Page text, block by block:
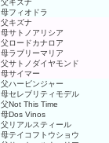
父キズナ
母フィオドラ
父キズナ
母サトノアリシア
父ロードカナロア
母ラブリーマリア
父サトノダイヤモンド
母サイマー
父ハービンジャー
母セレブリティモデル
父Not This Time
母Dos Vinos
父リアルスティール
母テイコフトウショウ